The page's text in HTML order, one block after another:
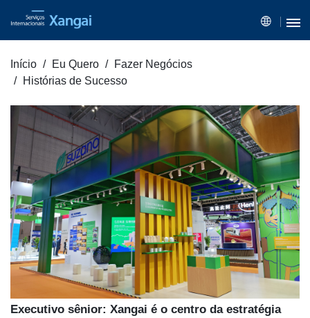
Início Eu Quero
Fazer Negócios
Histórias de Sucesso
Executivo sênior: Xangai é o centro da estratégia